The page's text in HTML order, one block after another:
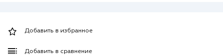
Добавить в избранное
Добавить в сравнение